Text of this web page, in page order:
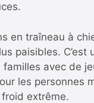
en traîneau à
paisibles. C’est
familles avec de
les personnes
extrême.